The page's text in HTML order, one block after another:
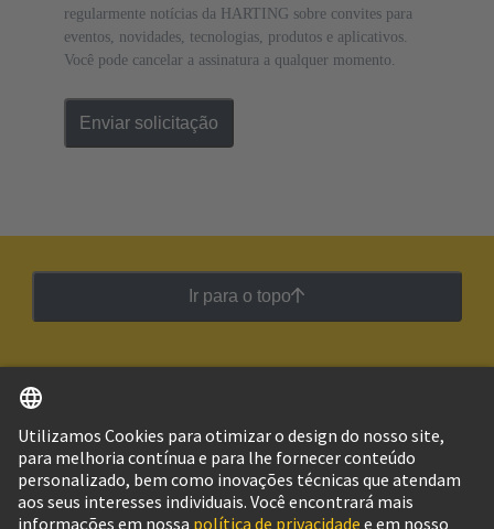
regularmente notícias da HARTING sobre convites para
eventos, novidades, tecnologias, produtos e aplicativos.
Você pode cancelar a assinatura a qualquer momento.
Enviar solicitação
Ir para o topo
Brasil Português
© Grupo de Tecnologia HARTING